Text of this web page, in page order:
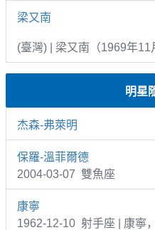
梁又南
(臺灣) | 梁又南（1969年
明星
杰森-弗萊明
保羅-溫菲爾德
2004-03-07 雙魚座
康寧
1962-12-10 射手座 | 康寧